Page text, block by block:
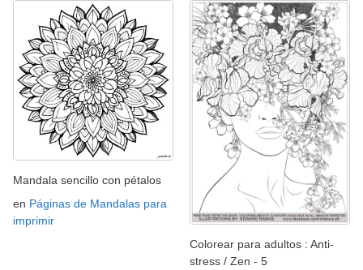
Mandala sencillo con pétalos
en Páginas de Mandalas para
imprimir
Colorear para adultos : Anti-
stress / Zen - 5